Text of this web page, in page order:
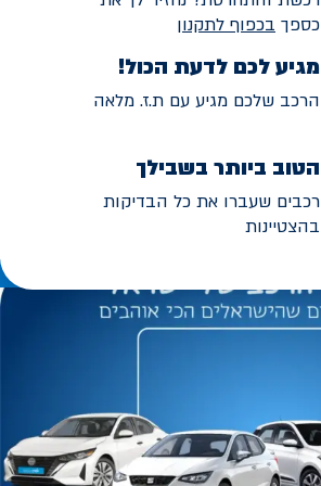
כספך בכפוף לתקנון
מגיע לכם לדעת הכול!
הרכב שלכם מגיע עם ת.ז. מלאה
הטוב ביותר בשבילך
רכבים שעברו את כל הבדיקות
בהצטיינות